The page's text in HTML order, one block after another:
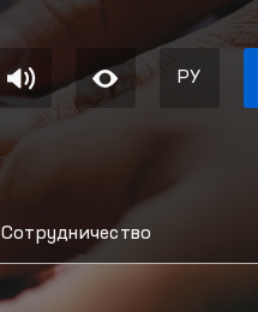
РУ
Сотрудничество